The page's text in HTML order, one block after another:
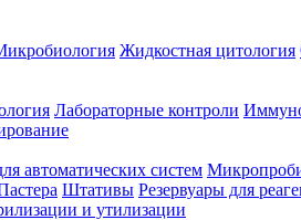
Жидкостная цитология
Лабораторные контроли
автоматических систем
Штативы Резервуары для
и утилизации